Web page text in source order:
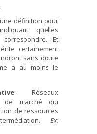
définition pour
quelles
Et
certainement
sans doute
a au moins le
: Réseaux
de marché qui
de ressources
Ex: